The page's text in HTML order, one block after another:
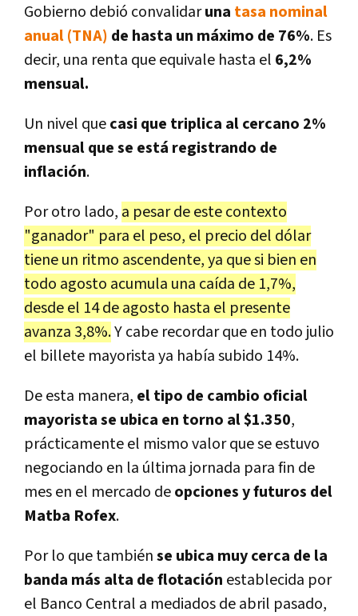
Gobierno debió convalidaruna tasa nominal
anual (TNA) de hasta un máximo de 76%. Es
decir, una renta que equivale hasta el 6,2%
mensual.
Un nivel quecasi que triplica al cercano 2%
mensual que se está registrando de
inflación.
Por otro lado, a pesar de este contexto
"ganador" para el peso, el precio del dólar
tiene un ritmo ascendente, ya que si bien en
todo agosto acumula una caída de 1,7%,
desde el 14 de agosto hasta el presente
avanza 3,8%.Y cabe recordar que en todo julio
el billete mayorista ya había subido 14%.
De esta manera, el tipo de cambio oficial
mayorista se ubica en torno al $1.350,
prácticamente el mismo valor que se estuvo
negociando en la última jornada para fin de
mes en el mercado deopciones y futuros del
Matba Rofex.
Por lo que tambiénse ubica muy cerca de la
banda más alta de flotación establecida por
el Banco Central a mediados de abril pasado,